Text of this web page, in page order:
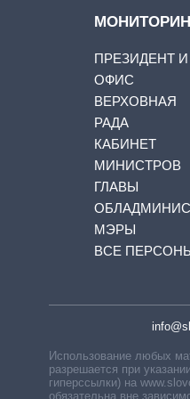
ПРЕЗИДЕНТ И
ОФИС
ВЕРХОВНАЯ
РАДА
КАБИНЕТ
МИНИСТРОВ
ГЛАВЫ
МЭРЫ
ВСЕ
Использование любых
разрешается при
гиперссылки) на
обязательна вне